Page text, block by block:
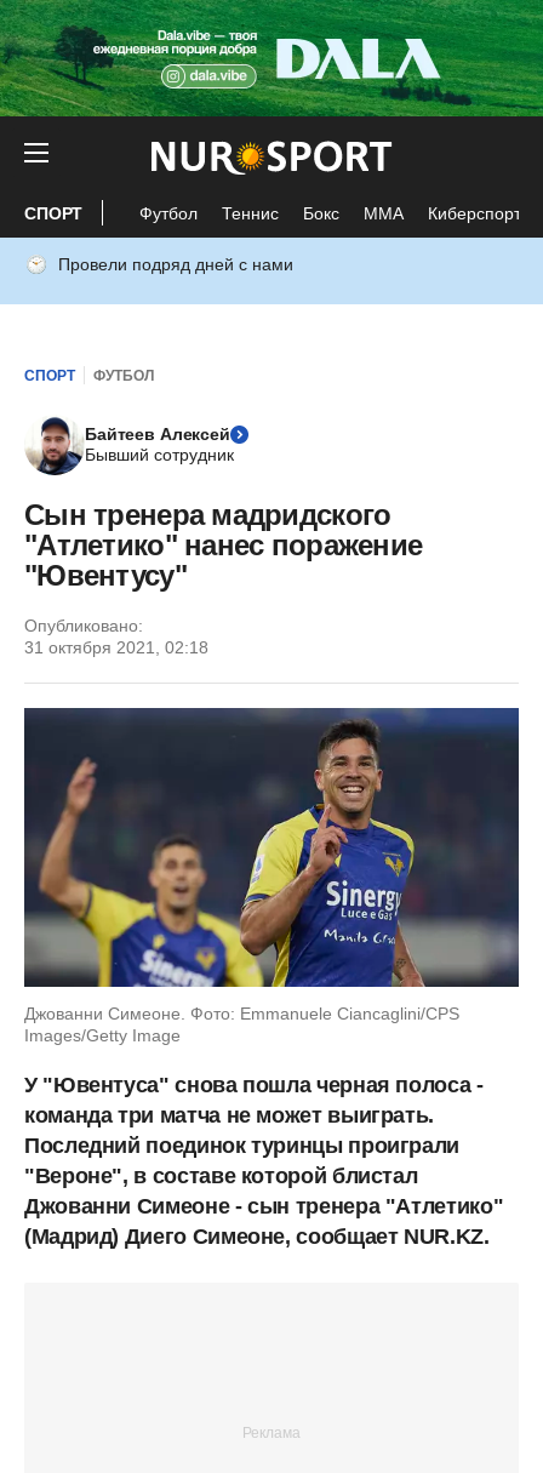
СПОРТ Футбол Теннис Бокс ММА Киберспорт
Провели подряд дней с нами
СПОРТ ФУТБОЛ
Байтеев Алексей
Бывший сотрудник
Сын тренера мадридского
"Атлетико" нанес поражение
"Ювентусу"
Опубликовано:
31 октября 2021, 02:18
Джованни Симеоне. Фото: Emmanuele Ciancaglini/CPS
Images/Getty Image
У "Ювентуса" снова пошла черная полоса -
команда три матча не может выиграть.
Последний поединок туринцы проиграли
"Вероне", в составе которой блистал
Джованни Симеоне - сын тренера "Атлетико"
(Мадрид) Диего Симеоне, сообщает NUR.KZ.